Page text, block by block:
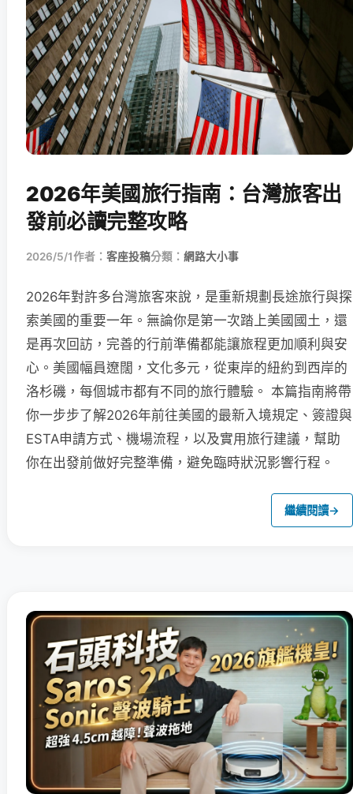
2026年美國旅行指南：台灣旅客出
發前必讀完整攻略
2026/5/1作者： 客座投稿分類： 網路大小事
2026年對許多台灣旅客來說，是重新規劃長途旅行與探
索美國的重要一年。無論你是第一次踏上美國國土，還
是再次回訪，完善的行前準備都能讓旅程更加順利與安
心。美國幅員遼闊，文化多元，從東岸的紐約到西岸的
洛杉磯，每個城市都有不同的旅行體驗。 本篇指南將帶
你一步步了解2026年前往美國的最新入境規定、簽證與
ESTA申請方式、機場流程，以及實用旅行建議，幫助
你在出發前做好完整準備，避免臨時狀況影響行程。
繼續閱讀→